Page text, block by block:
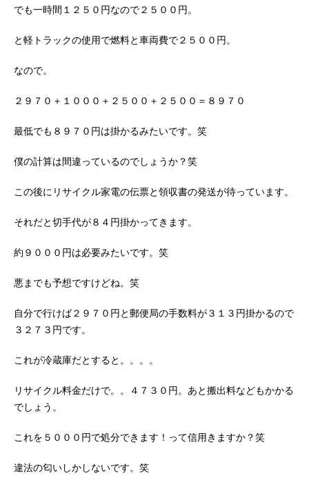
でも一時間１２５０円なので２５００円。
と軽トラックの使用で燃料と車両費で２５００円。
なので。
２９７０＋１０００＋２５００＋２５００＝８９７０
最低でも８９７０円は掛かるみたいです。笑
僕の計算は間違っているのでしょうか？笑
この後にリサイクル家電の伝票と領収書の発送が待っています。
それだと切手代が８４円掛かってきます。
約９０００円は必要みたいです。笑
悪までも予想ですけどね。笑
自分で行けば２９７０円と郵便局の手数料が３１３円掛かるので
３２７３円です。
これが冷蔵庫だとすると。。。。
リサイクル料金だけで。。４７３０円。あと搬出料などもかかる
でしょう。
これを５０００円で処分できます！って信用きますか？笑
違法の匂いしかしないです。笑